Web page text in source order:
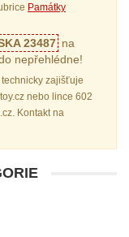
Památky
23487 na
nepřehlédne!
zajišťuje
nebo lince 602
Kontakt na